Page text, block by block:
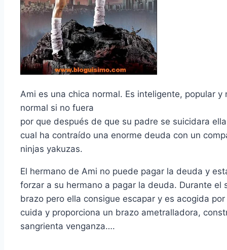
Ami es una chica normal. Es inteligente, popular
normal si no fuera
por que después de que su padre se suicidara
cual ha contraí­do una enorme deuda con un
ninjas yakuzas.
El hermano de Ami no puede pagar la deuda y
forzar a su hermano a pagar la deuda. Durante
brazo pero ella consigue escapar y es acogida
cuida y proporciona un brazo ametralladora,
sangrienta venganza….